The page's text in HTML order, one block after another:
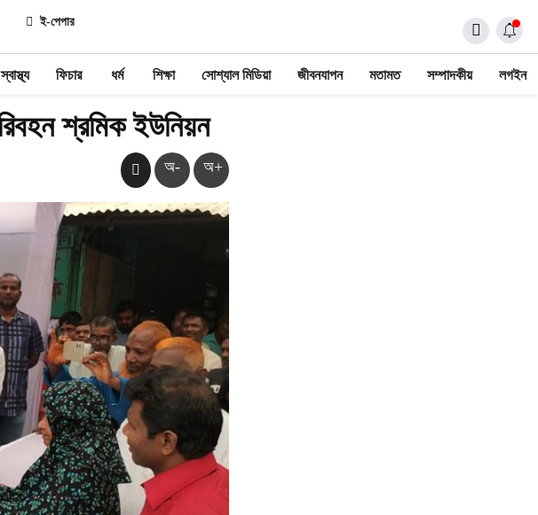
ই-পেপার
স্বাস্থ্য ফিচার ধর্ম শিক্ষা সোশ্যাল মিডিয়া জীবনযাপন মতামত সম্পাদকীয় লগইন
শ্রমিক ইউনিয়ন
অ- অ+